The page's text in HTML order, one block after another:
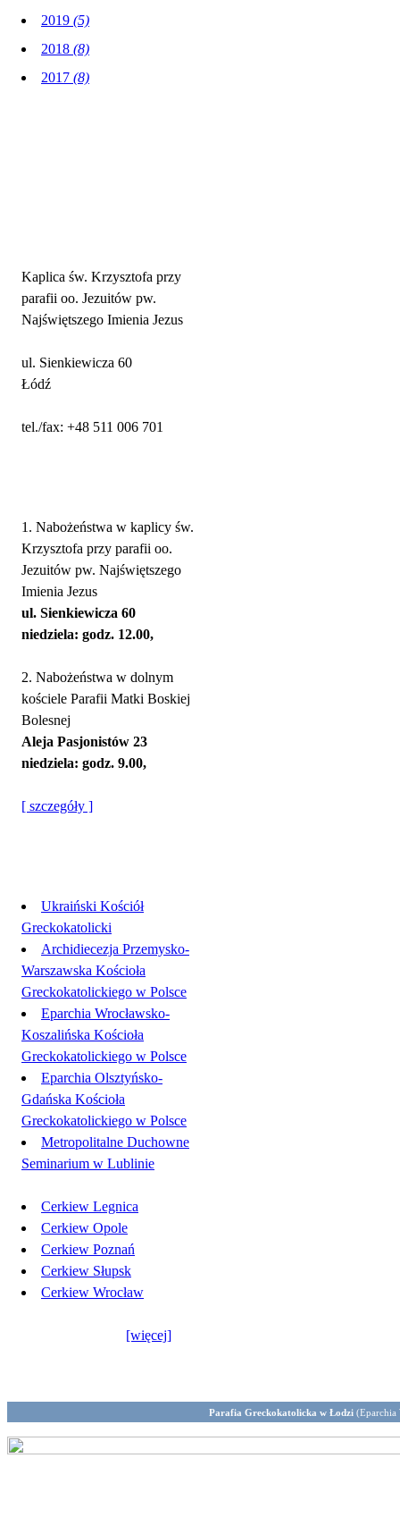
2019 (5)
2018 (8)
2017 (8)
Kaplica św. Krzysztofa przy
parafii oo. Jezuitów pw.
Najświętszego Imienia Jezus
ul. Sienkiewicza 60
Łódź
tel./fax: +48 511 006 701
1. Nabożeństwa w kaplicy św.
Krzysztofa przy parafii oo.
Jezuitów pw. Najświętszego
Imienia Jezus
ul. Sienkiewicza 60
niedziela: godz. 12.00,
2. Nabożeństwa w dolnym
kościele Parafii Matki Boskiej
Bolesnej
Aleja Pasjonistów 23
niedziela: godz. 9.00,
[ szczegóły ]
Ukraiński Kościół
Greckokatolicki
Archidiecezja Przemysko-
Warszawska Kościoła
Greckokatolickiego w Polsce
Eparchia Wrocławsko-
Koszalińska Kościoła
Greckokatolickiego w Polsce
Eparchia Olsztyńsko-
Gdańska Kościoła
Greckokatolickiego w Polsce
Metropolitalne Duchowne
Seminarium w Lublinie
Cerkiew Legnica
Cerkiew Opole
Cerkiew Poznań
Cerkiew Słupsk
Cerkiew Wrocław
[więcej]
Parafia Greckokatolicka w Łodzi (Eparchia